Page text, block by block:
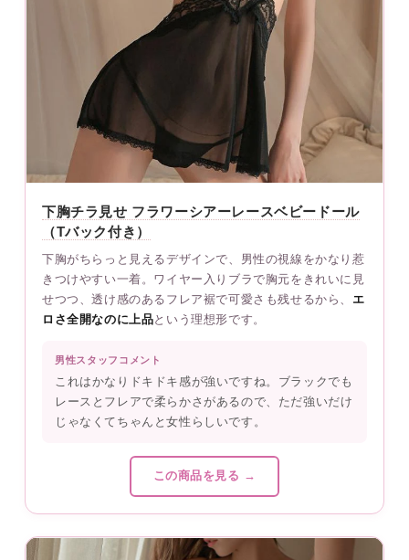
下胸チラ見せ フラワーシアーレースベビードール
（Tバック付き）
下胸がちらっと見えるデザインで、男性の視線をかなり惹
きつけやすい一着。ワイヤー入りブラで胸元をきれいに見
せつつ、透け感のあるフレア裾で可愛さも残せるから、 エ
ロさ全開なのに上品という理想形です。
男性スタッフコメント
これはかなりドキドキ感が強いですね。ブラックでも
レースとフレアで柔らかさがあるので、ただ強いだけ
じゃなくてちゃんと女性らしいです。
この商品を見る →